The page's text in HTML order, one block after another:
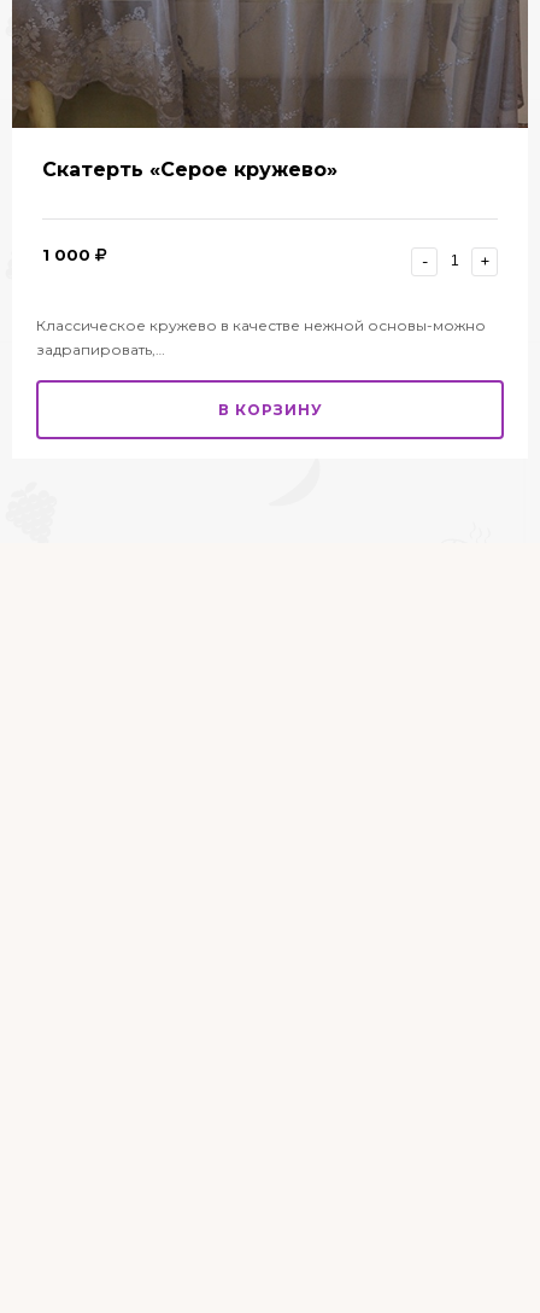
Скатерть «Серое кружево»
1 000 - +
Классическое кружево в качестве нежной основы-можно
задрапировать,…
В КОРЗИНУ